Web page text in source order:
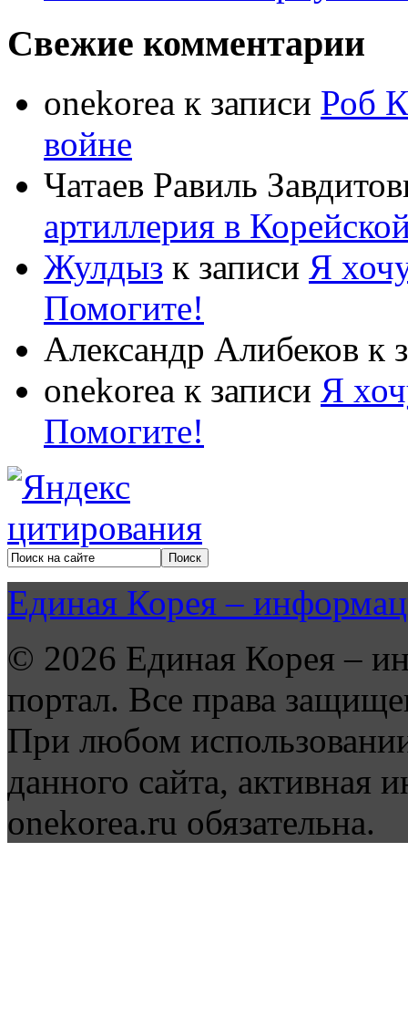
Свежие комментарии
onekorea к записи Роб
войне
Чатаев Равиль
артиллерия в
Жулдыз к записи Я
Помогите!
Александр Алибеков к
onekorea к записи Я
Помогите!
Единая Корея –
© 2026 Единая Корея –
портал. Все права
При любом
данного сайта, активная
onekorea.ru обязательна.